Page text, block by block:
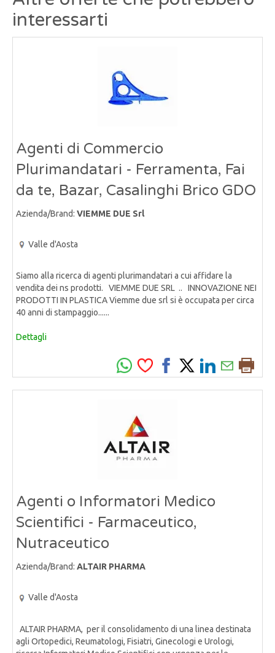
interessarti
Agenti di Commercio
Plurimandatari - Ferramenta, Fai
da te, Bazar, Casalinghi Brico GDO
Azienda/Brand: VIEMME DUE Srl
Valle d'Aosta
Siamo alla ricerca di agenti plurimandatari a cui affidare la
vendita dei ns prodotti. VIEMME DUE SRL .. INNOVAZIONE NEI
PRODOTTI IN PLASTICA Viemme due srl si è occupata per circa
40 anni di stampaggio......
Dettagli
Agenti o Informatori Medico
Scientifici - Farmaceutico,
Nutraceutico
Azienda/Brand: ALTAIR PHARMA
Valle d'Aosta
ALTAIR PHARMA, per il consolidamento di una linea destinata
agli Ortopedici, Reumatologi, Fisiatri, Ginecologi e Urologi,